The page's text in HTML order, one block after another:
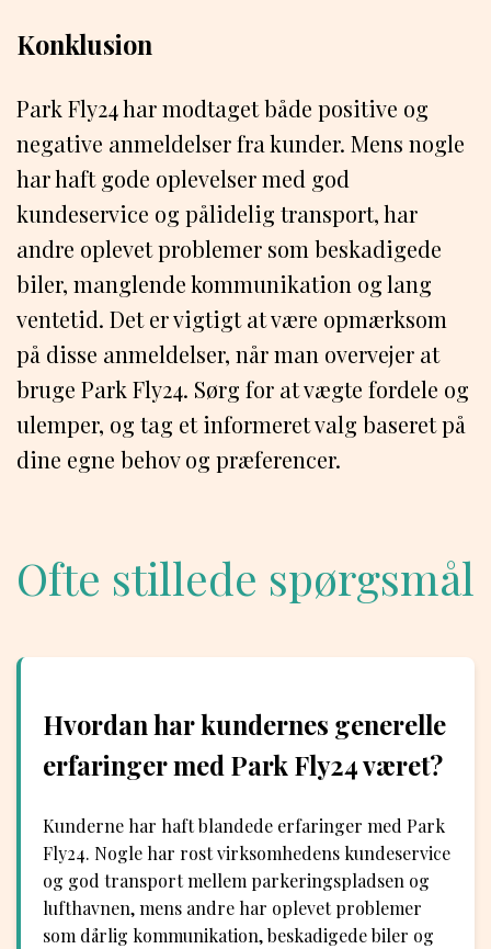
Konklusion
Park Fly24 har modtaget både positive og
negative anmeldelser fra kunder. Mens nogle
har haft gode oplevelser med god
kundeservice og pålidelig transport, har
andre oplevet problemer som beskadigede
biler, manglende kommunikation og lang
ventetid. Det er vigtigt at være opmærksom
på disse anmeldelser, når man overvejer at
bruge Park Fly24. Sørg for at vægte fordele og
ulemper, og tag et informeret valg baseret på
dine egne behov og præferencer.
Ofte stillede spørgsmål
Hvordan har kundernes generelle
erfaringer med Park Fly24 været?
Kunderne har haft blandede erfaringer med Park
Fly24. Nogle har rost virksomhedens kundeservice
og god transport mellem parkeringspladsen og
lufthavnen, mens andre har oplevet problemer
som dårlig kommunikation, beskadigede biler og